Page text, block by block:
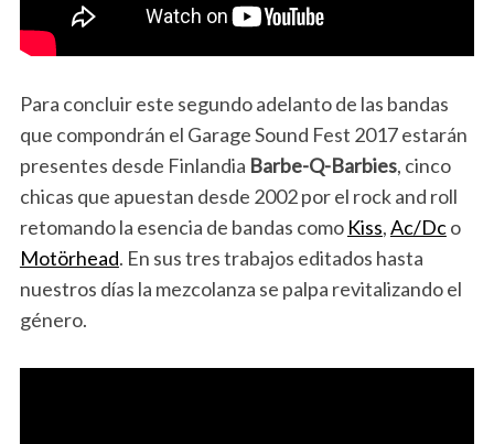
Para concluir este segundo adelanto de las bandas
que compondrán el Garage Sound Fest 2017 estarán
presentes desde Finlandia Barbe-Q-Barbies, cinco
chicas que apuestan desde 2002 por el rock and roll
retomando la esencia de bandas como Kiss,Ac/Dco
Motörhead. En sus tres trabajos editados hasta
nuestros días la mezcolanza se palpa revitalizando el
género.